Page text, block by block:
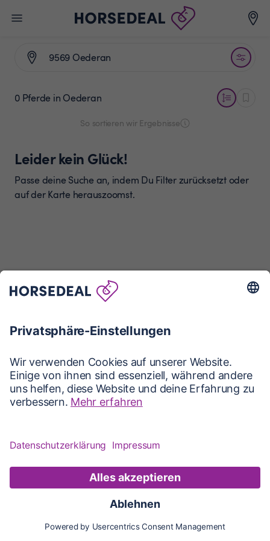
Karte Updates Konto
Karte
0 Pferde in Oederan
So sortieren wir Ergebnisse
Leider kein Glück!
Passe deine Suche an, indem Du Filter zurücksetzt oder
auf der Karte herauszoomst.